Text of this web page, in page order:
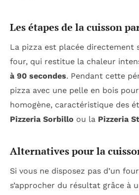
Les étapes de la cuisson
La pizza est placée
four, qui restitue la chaleur
à 90 secondes. Pendant cette
pizza avec une pelle en bois
homogène, caractéristique des
Pizzeria Sorbillo ou la Pizzeria
Alternatives pour la
Si vous ne disposez pas d’un
s’approcher du résultat grâce à